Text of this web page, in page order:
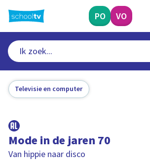
naar
hoofdinhoud
PO VO
Televisie en computer
Mode in de jaren 70
Van hippie naar disco